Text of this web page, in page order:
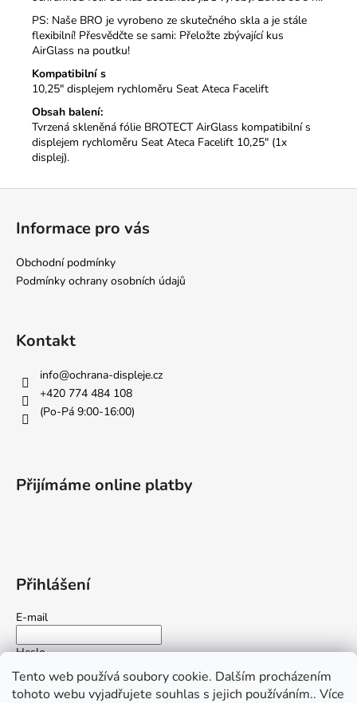
Tento web používá soubory cookie. Dalším procházením
tohoto webu vyjadřujete souhlas s jejich používáním.. Více
PS: Naše BRO je vyrobeno ze skutečného skla a je stále
flexibilní! Přesvědčte se sami: Přeložte zbývající kus
AirGlass na poutku!
Kompatibilní s
10,25" displejem rychloměru Seat Ateca Facelift
Obsah balení:
Tvrzená skleněná fólie BROTECT AirGlass kompatibilní s
displejem rychloměru Seat Ateca Facelift 10,25" (1x
displej).
Informace pro vás
Obchodní podmínky
Podmínky ochrany osobních údajů
Kontakt
info@ochrana-displeje.cz
+420 774 484 108
(Po-Pá 9:00-16:00)
Přijímáme online platby
Přihlášení
E-mail
Heslo